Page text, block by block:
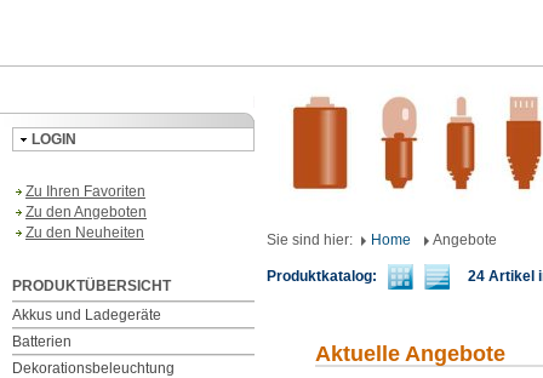
LOGIN
Zu Ihren Favoriten
Zu den Angeboten
Zu den Neuheiten
PRODUKTÜBERSICHT
Akkus und Ladegeräte
Batterien
Dekorationsbeleuchtung
Sie sind hier: Home Angebote
Produktkatalog: 24 Artikel
Aktuelle Angebote